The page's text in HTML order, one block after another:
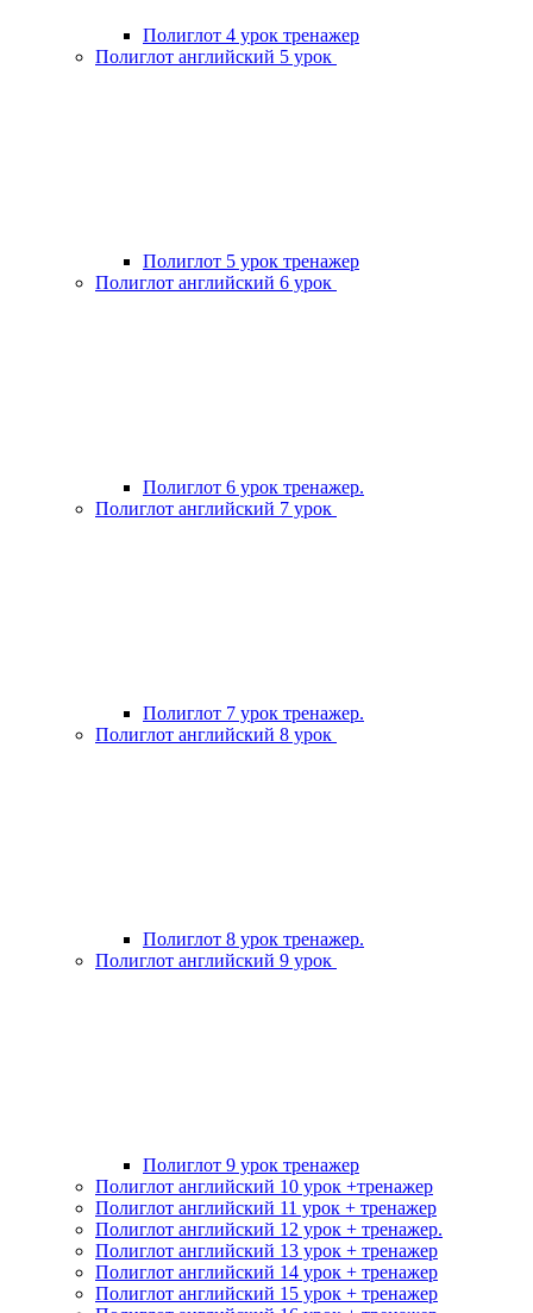
Полиглот 4 урок тренажер
Полиглот английский 5 урок
Полиглот 5 урок тренажер
Полиглот английский 6 урок
Полиглот 6 урок тренажер.
Полиглот английский 7 урок
Полиглот 7 урок тренажер.
Полиглот английский 8 урок
Полиглот 8 урок тренажер.
Полиглот английский 9 урок
Полиглот 9 урок тренажер
Полиглот английский 10 урок +тренажер
Полиглот английский 11 урок + тренажер
Полиглот английский 12 урок + тренажер.
Полиглот английский 13 урок + тренажер
Полиглот английский 14 урок + тренажер
Полиглот английский 15 урок + тренажер